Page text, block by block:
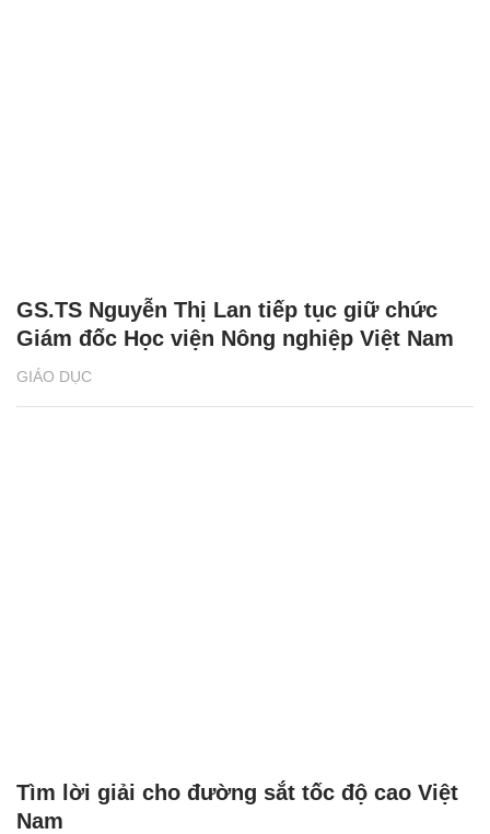
GIÁO DỤC
GS.TS Nguyễn Thị Lan tiếp tục giữ chức
Giám đốc Học viện Nông nghiệp Việt Nam
Tìm lời giải cho đường sắt tốc độ cao Việt
Nam